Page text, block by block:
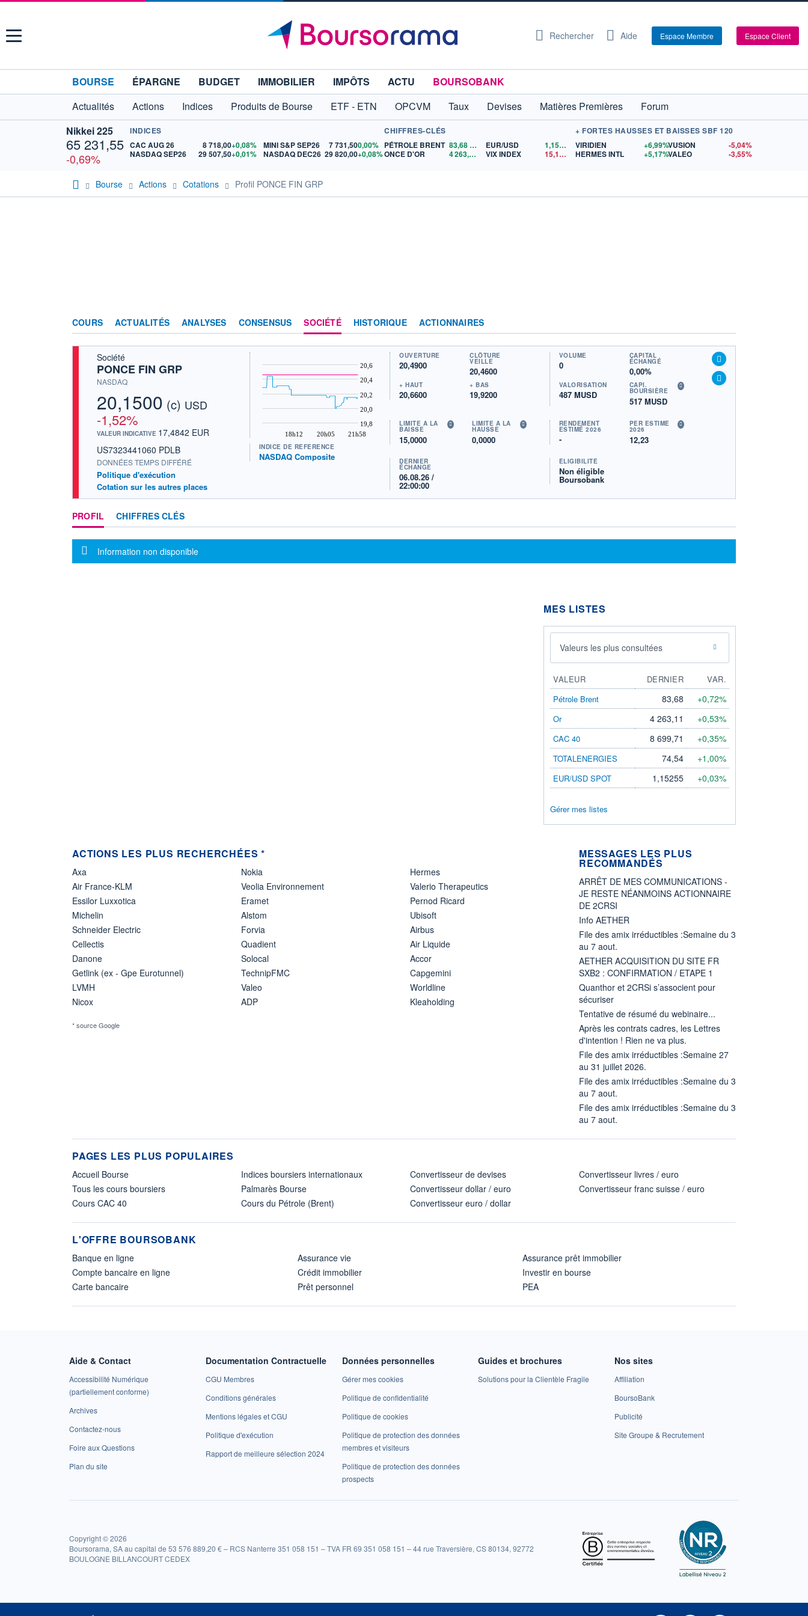
Menu Rechercher Aide Espace Membre Espace Client
BOURSE ÉPARGNE BUDGET IMMOBILIER IMPÔTS ACTU
BOURSOBANK
Actualités
Actions Indices Produits de Bourse ETF - ETN OPCVM Taux Devises Matières Premières
Forum
Nikkei 225
65 231,55
-0,69%
INDICES
CAC AUG 26
8 718,00+0,08%
NASDAQ SEP26
29 507,50+0,01%
MINI S&P SEP26 7 731,500,00%
NASDAQ DEC26 29 820,00+0,08%
CHIFFRES-CLÉS
PÉTROLE BRENT 83,68
ONCE D'OR
4 263,11 $US
EUR/USD 1,1524
$US
VIX INDEX
15,15$US
+ FORTES HAUSSES ET BAISSES SBF 120
VIRIDIEN
+6,99%
HERMES INTL
+5,17%
VUSION
-5,04%
VALEO
-3,55%
Bourse Actions Cotations Profil PONCE FIN GRP
COURS ACTUALITÉS ANALYSES CONSENSUS SOCIÉTÉ HISTORIQUE ACTIONNAIRES
Société
PONCE FIN GRP
NASDAQ
20,1500 (c) USD
-1,52%
VALEUR INDICATIVE 17,4842 EUR
US7323441060 PDLB
DONNÉES TEMPS DIFFÉRÉ
Politique d'exécution
Cotation sur les autres places
18h12 20h05 21h58
19,8
20,0
20,2
20,4
20,6
INDICE DE RÉFÉRENCE
NASDAQ Composite
OUVERTURE
20,4900
CLÔTURE
VEILLE
20,4600
+ HAUT
20,6600
+ BAS
19,9200
VOLUME
0
CAPITAL
ÉCHANGÉ
0,00%
VALORISATION
487 MUSD
CAPI.
BOURSIÈRE
517 MUSD
LIMITE À LA
BAISSE
15,0000
LIMITE À LA
HAUSSE
0,0000
RENDEMENT
ESTIMÉ 2026
-
PER ESTIMÉ
2026
12,23
DERNIER
ÉCHANGE
06.08.26 /
22:00:00
ÉLIGIBILITÉ
Non éligible
Boursobank
PROFIL CHIFFRES CLÉS
Message d'information
Information non disponible
MES LISTES
Valeurs les plus consultées
VALEUR DERNIER
VAR.
Pétrole Brent
83,68 +0,72%
Or 4 263,11 +0,53%
CAC 40 8 699,71 +0,35%
TOTALENERGIES 74,54 +1,00%
EUR/USD SPOT 1,15255 +0,03%
Gérer mes listes
ACTIONS LES PLUS RECHERCHÉES *
Axa
Air France-KLM
Essilor Luxxotica
Michelin
Schneider Electric
Cellectis
Danone
Getlink (ex - Gpe Eurotunnel)
LVMH
Nicox
Nokia
Veolia Environnement
Eramet
Alstom
Forvia
Quadient
Solocal
TechnipFMC
Valeo
ADP
Hermes
Valerio Therapeutics
Pernod Ricard
Ubisoft
Airbus
Air Liquide
Accor
Capgemini
Worldline
Kleaholding
* source Google
MESSAGES LES PLUS
RECOMMANDÉS
ARRÊT DE MES COMMUNICATIONS -
JE RESTE NÉANMOINS ACTIONNAIRE
DE 2CRSI
Info AETHER
File des amix irréductibles :Semaine du 3
au 7 aout.
AETHER ACQUISITION DU SITE FR
SXB2 : CONFIRMATION / ETAPE 1
Quanthor et 2CRSi s’associent pour
sécuriser
Tentative de résumé du webinaire...
Après les contrats cadres, les Lettres
d'intention ! Rien ne va plus.
File des amix irréductibles :Semaine 27
au 31 juillet 2026.
File des amix irréductibles :Semaine du 3
au 7 aout.
File des amix irréductibles :Semaine du 3
au 7 aout.
PAGES LES PLUS POPULAIRES
Accueil Bourse
Tous les cours boursiers
Cours CAC 40
Indices boursiers internationaux
Palmarès Bourse
Cours du Pétrole (Brent)
Convertisseur de devises
Convertisseur dollar / euro
Convertisseur euro / dollar
Convertisseur livres / euro
Convertisseur franc suisse / euro
L'OFFRE BOURSOBANK
Banque en ligne
Compte bancaire en ligne
Carte bancaire
Assurance vie
Crédit immobilier
Prêt personnel
Assurance prêt immobilier
Investir en bourse
PEA
Aide & Contact
Accessibilité Numérique
(partiellement conforme)
Archives
Contactez-nous
Foire aux Questions
Plan du site
Documentation Contractuelle
CGU Membres
Conditions générales
Mentions légales et CGU
Politique d'exécution
Rapport de meilleure sélection 2024
Données personnelles
Gérer mes cookies
Politique de confidentialité
Politique de cookies
Politique de protection des données
membres et visiteurs
Politique de protection des données
prospects
Guides et brochures
Solutions pour la Clientèle Fragile
Nos sites
Affiliation
BoursoBank
Publicité
Site Groupe & Recrutement
Copyright © 2026
Boursorama, SA au capital de 53 576 889,20 € – RCS Nanterre 351 058 151 – TVA FR 69 351 058 151 – 44 rue Traversière, CS 80134, 92772
BOULOGNE BILLANCOURT CEDEX